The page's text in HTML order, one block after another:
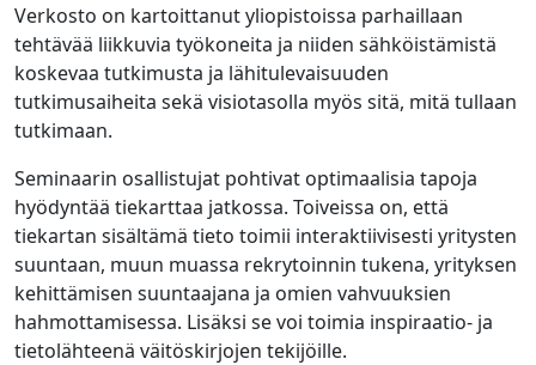
Verkosto on kartoittanut yliopistoissa parhaillaan
tehtävää liikkuvia työkoneita ja niiden sähköistämistä
koskevaa tutkimusta ja lähitulevaisuuden
tutkimusaiheita sekä visiotasolla myös sitä, mitä tullaan
tutkimaan.
Seminaarin osallistujat pohtivat optimaalisia tapoja
hyödyntää tiekarttaa jatkossa. Toiveissa on, että
tiekartan sisältämä tieto toimii interaktiivisesti yritysten
suuntaan, muun muassa rekrytoinnin tukena, yrityksen
kehittämisen suuntaajana ja omien vahvuuksien
hahmottamisessa. Lisäksi se voi toimia inspiraatio- ja
tietolähteenä väitöskirjojen tekijöille.